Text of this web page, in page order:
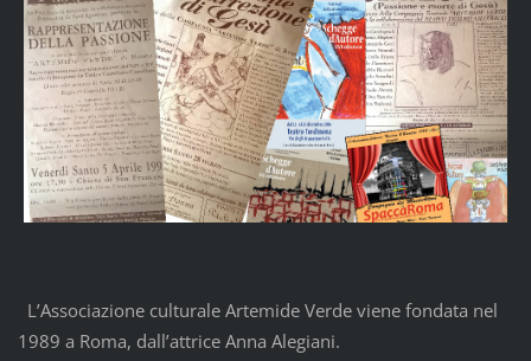
L’Associazione culturale Artemide Verde viene fondata nel
1989 a Roma, dall’attrice Anna Alegiani.